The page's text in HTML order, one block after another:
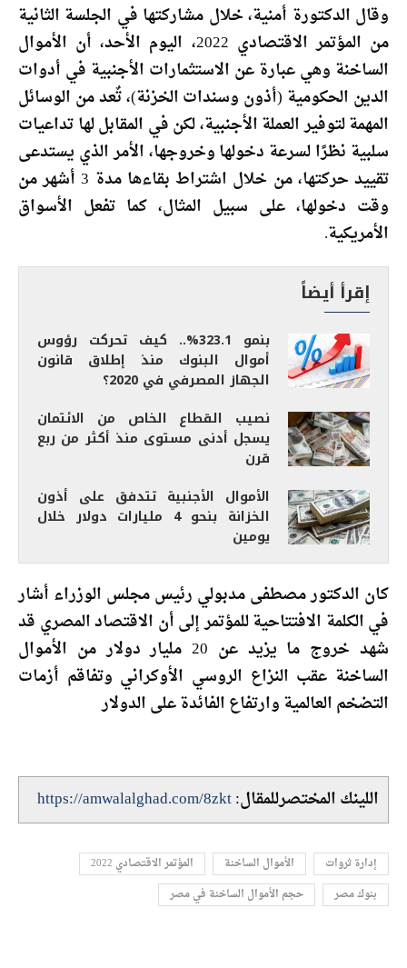
وقال الدكتورة أمنية، خلال مشاركتها في الجلسة الثانية
من المؤتمر الاقتصادي 2022، اليوم الأحد، أن الأموال
الساخنة وهي عبارة عن الاستثمارات الأجنبية في أدوات
الدين الحكومية (أذون وسندات الخزنة)، تٌعد من الوسائل
المهمة لتوفير العملة الأجنبية، لكن في المقابل لها تداعيات
سلبية نظرًا لسرعة دخولها وخروجها، الأمر الذي يستدعى
تقييد حركتها، من خلال اشتراط بقاءها مدة 3 أشهر من
وقت دخولها، على سبيل المثال، كما تفعل الأسواق
الأمريكية.
إقرأ أيضاً
بنمو 323.1%.. كيف تحركت رؤوس
أموال البنوك منذ إطلاق قانون
الجهاز المصرفي في 2020؟
نصيب القطاع الخاص من الائتمان
يسجل أدنى مستوى منذ أكثر من ربع
قرن
الأموال الأجنبية تتدفق على أذون
الخزانة بنحو 4 مليارات دولار خلال
يومين
كان الدكتور مصطفى مدبولي رئيس مجلس الوزراء أشار
في الكلمة الافتتاحية للمؤتمر إلى أن الاقتصاد المصري قد
شهد خروج ما يزيد عن 20 مليار دولار من الأموال
الساخنة عقب النزاع الروسي الأوكراني وتفاقم أزمات
التضخم العالمية وارتفاع الفائدة على الدولار
اللينك المختصرللمقال:https://amwalalghad.com/8zkt
إدارة ثروات الأموال الساخنة
المؤتمر الاقتصادي 2022
بنوك مصر
حجم الأموال الساخنة في مصر